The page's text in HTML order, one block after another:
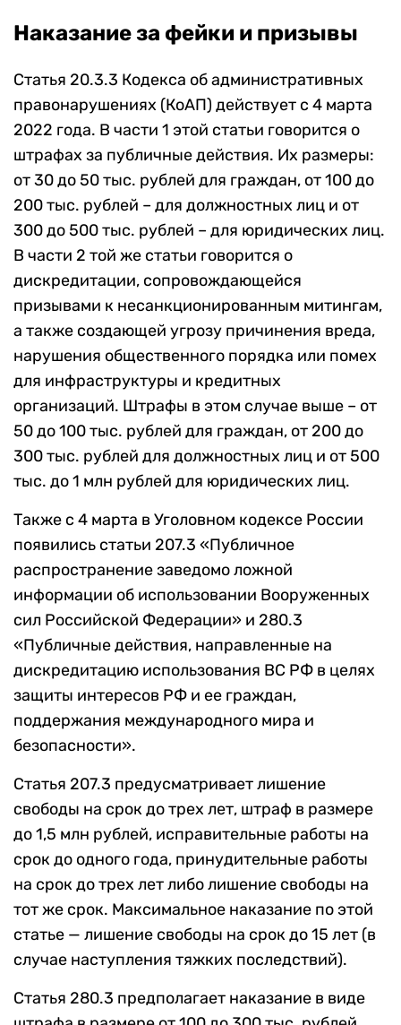
Наказание за фейки и призывы
Статья 20.3.3 Кодекса об административных
правонарушениях (КоАП) действует с 4 марта
2022 года. В части 1 этой статьи говорится о
штрафах за публичные действия. Их размеры:
от 30 до 50 тыс. рублей для граждан, от 100 до
200 тыс. рублей – для должностных лиц и от
300 до 500 тыс. рублей – для юридических лиц.
В части 2 той же статьи говорится о
дискредитации, сопровождающейся
призывами к несанкционированным митингам,
а также создающей угрозу причинения вреда,
нарушения общественного порядка или помех
для инфраструктуры и кредитных
организаций. Штрафы в этом случае выше – от
50 до 100 тыс. рублей для граждан, от 200 до
300 тыс. рублей для должностных лиц и от 500
тыс. до 1 млн рублей для юридических лиц.
Также с 4 марта в Уголовном кодексе России
появились статьи 207.3 «Публичное
распространение заведомо ложной
информации об использовании Вооруженных
сил Российской Федерации» и 280.3
«Публичные действия, направленные на
дискредитацию использования ВС РФ в целях
защиты интересов РФ и ее граждан,
поддержания международного мира и
безопасности».
Статья 207.3 предусматривает лишение
свободы на срок до трех лет, штраф в размере
до 1,5 млн рублей, исправительные работы на
срок до одного года, принудительные работы
на срок до трех лет либо лишение свободы на
тот же срок. Максимальное наказание по этой
статье — лишение свободы на срок до 15 лет (в
случае наступления тяжких последствий).
Статья 280.3 предполагает наказание в виде